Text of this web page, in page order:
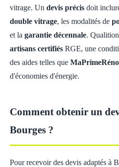
vitrage. Un devis précis doit
double vitrage, les modalités de
et la garantie décennale.
artisans certifiés RGE, une
des aides telles que
d'économies d'énergie.
Comment obtenir un
Bourges ?
Pour recevoir des devis adaptés à